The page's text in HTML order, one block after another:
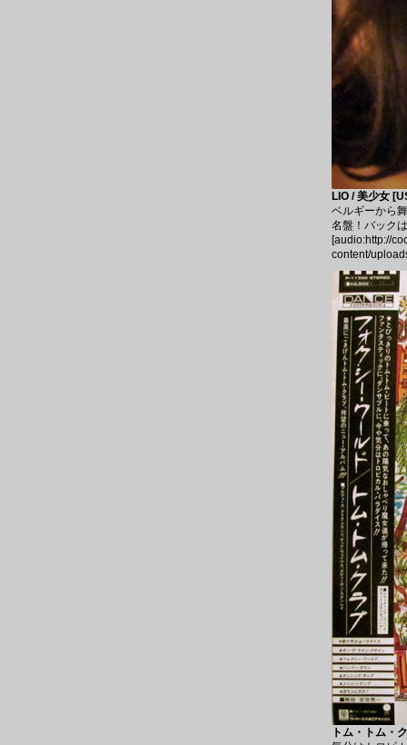
LIO / 美少女
ベルギーから
名盤！バック
[audio:http://
content/
トム・トム・